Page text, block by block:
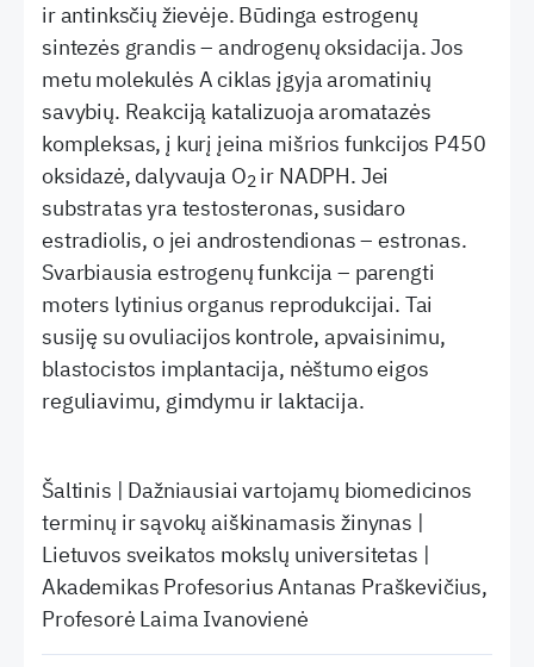
ir antinksčių žievėje. Būdinga estrogenų
sintezės grandis – androgenų oksidacija. Jos
metu molekulės A ciklas įgyja aromatinių
savybių. Reakciją katalizuoja aromatazės
kompleksas, į kurį įeina mišrios funkcijos P450
oksidazė, dalyvauja O2 ir NADPH. Jei
substratas yra testosteronas, susidaro
estradiolis, o jei androstendionas – estronas.
Svarbiausia estrogenų funkcija – parengti
moters lytinius organus reprodukcijai. Tai
susiję su ovuliacijos kontrole, apvaisinimu,
blastocistos implantacija, nėštumo eigos
reguliavimu, gimdymu ir laktacija.
Šaltinis | Dažniausiai vartojamų biomedicinos
terminų ir sąvokų aiškinamasis žinynas |
Lietuvos sveikatos mokslų universitetas |
Akademikas Profesorius Antanas Praškevičius,
Profesorė Laima Ivanovienė